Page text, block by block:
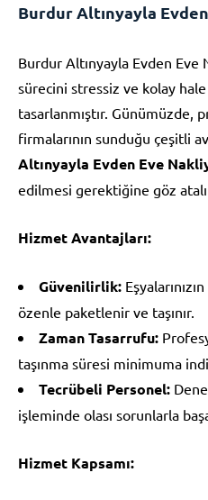
Burdur Altınyayla
Burdur Altınyayla Evden
sürecini stressiz ve kolay
tasarlanmıştır. Günümüzde,
firmalarının sunduğu çeşitli
Altınyayla Evden Eve
edilmesi gerektiğine göz
Hizmet Avantajları:
Güvenilirlik:
özenle paketlenir ve taşınır.
Zaman Tasarrufu:
taşınma süresi minimuma
Tecrübeli Personel:
işleminde olası sorunlarla
Hizmet Kapsamı: